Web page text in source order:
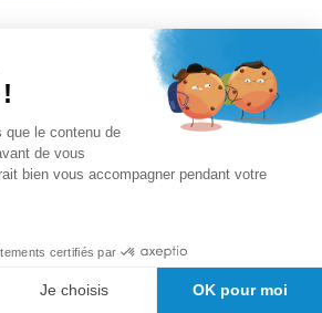
que le contenu de
de vous
bien vous accompagner pendant votre
certifiés par
Je choisis OK pour moi